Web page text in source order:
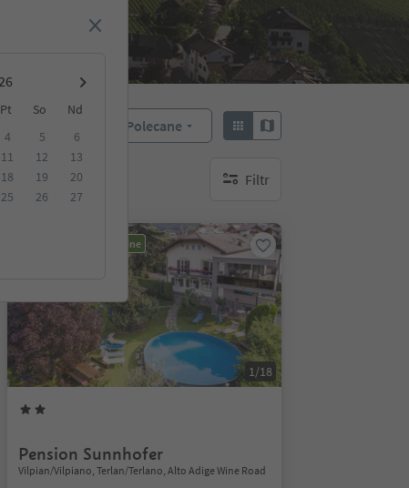
Pt So
Nd
4 5
6
11 12
13
18 19
20
25 26
27
Polecane
Filtr
brak aktywnych filtrów
Możliwość rezerwacji online
1/18
Pension Sunnhofer
Vilpian/Vilpiano, Terlan/Terlano, Alto Adige Wine Road